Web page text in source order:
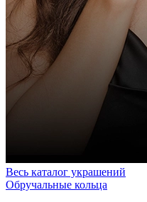
Весь каталог украшений
Обручальные кольца